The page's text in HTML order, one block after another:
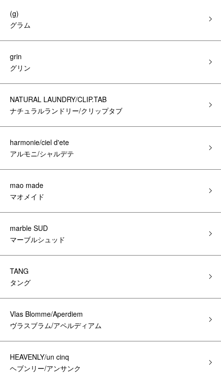
(g)
グラム
grin
グリン
NATURAL LAUNDRY/CLIP.TAB
ナチュラルランドリー/クリップタブ
harmonie/ciel d'ete
アルモニ/シャルデテ
mao made
マオメイド
marble SUD
マーブルシュッド
TANG
タング
Vlas Blomme/Aperdiem
ヴラスブラム/アペルディアム
HEAVENLY/un cinq
ヘブンリー/アンサンク